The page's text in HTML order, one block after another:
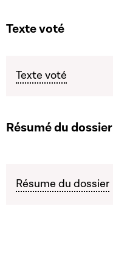
Texte voté
Texte voté
Résumé du dossier
Résume du dossier